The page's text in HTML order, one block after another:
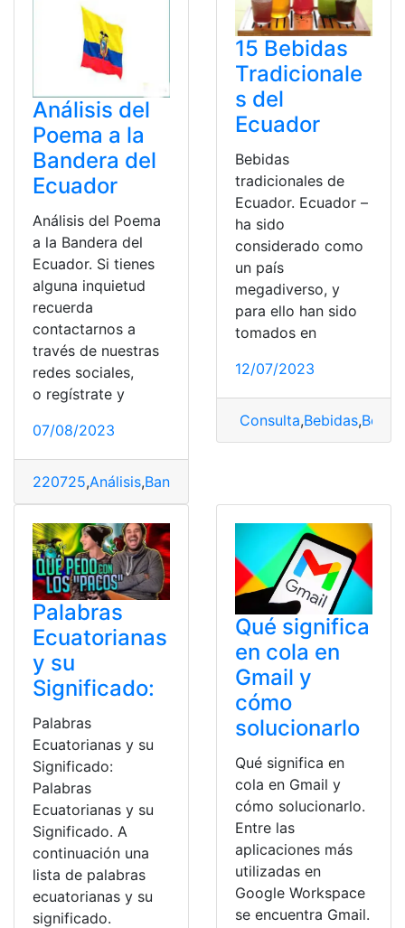
Análisis del
Poema a la
Bandera del
Ecuador
Análisis del Poema
a la Bandera del
Ecuador. Si tienes
alguna inquietud
recuerda
contactarnos a
través de nuestras
redes sociales,
o regístrate y
07/08/2023
220725,Análisis,Bandera
15 Bebidas
Tradicionale
s del
Ecuador
Bebidas
tradicionales de
Ecuador. Ecuador –
ha sido
considerado como
un país
megadiverso, y
para ello han sido
tomados en
12/07/2023
Consulta,Bebidas,
Palabras
Ecuatorianas
y su
Significado:
Palabras
Ecuatorianas y su
Significado:
Palabras
Ecuatorianas y su
Significado. A
continuación una
lista de palabras
ecuatorianas y su
significado.
Qué significa
en cola en
Gmail y
cómo
solucionarlo
Qué significa en
cola en Gmail y
cómo solucionarlo.
Entre las
aplicaciones más
utilizadas en
Google Workspace
se encuentra Gmail.